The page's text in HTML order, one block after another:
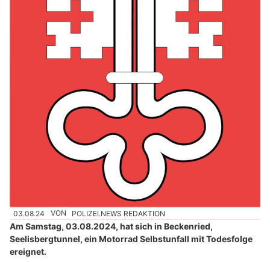
03.08.24 VON POLIZEI.NEWS REDAKTION
Am Samstag, 03.08.2024, hat sich in Beckenried,
Seelisbergtunnel, ein Motorrad Selbstunfall mit Todesfolge
ereignet.